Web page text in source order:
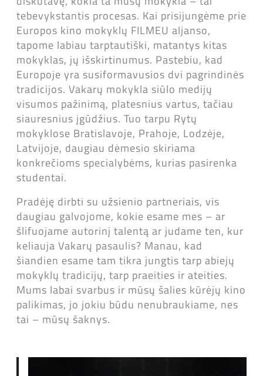
tebevykstantis procesas. Kai prisijungėme prie
Europos kino mokyklų FILMEU aljanso,
tapome labiau tarptautiški, matantys kitas
mokyklas, jų išskirtinumus. Pastebiu, kad
Europoje yra susiformavusios dvi pagrindinės
tradicijos. Vakarų mokykla siūlo medijų
visumos pažinimą, platesnius vartus, tačiau
siauresnius įgūdžius. Tuo tarpu Rytų
mokyklose Bratislavoje, Prahoje, Lodzėje,
Latvijoje, daugiau dėmesio skiriama
konkrečioms specialybėms, kurias pasirenka
studentai.
Pradėję dirbti su užsienio partneriais, vis
daugiau galvojome, kokie esame mes – ar
šlifuojame autorinį talentą ar judame ten, kur
keliauja Vakarų pasaulis? Manau, kad
šiandien esame tam tikra jungtis tarp abiejų
mokyklų tradicijų, tarp praeities ir ateities.
Mums labai svarbus ir mūsų šalies kūrėjų kino
palikimas, jo jokiu būdu nenubraukiame, nes
tai – mūsų šaknys.